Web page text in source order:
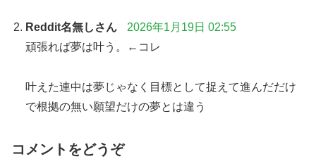
Reddit名無しさん
2026年1月19日 02:55
頑張れば夢は叶う。←コレ
叶えた連中は夢じゃなく目標として捉えて進んだだけ
で根拠の無い願望だけの夢とは違う
コメントをどうぞ